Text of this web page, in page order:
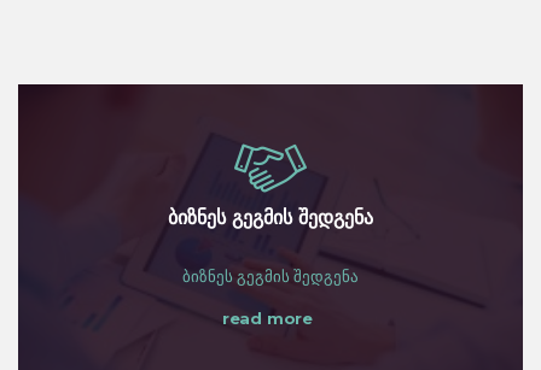
ბიზნეს გეგმის შედგენა
ბიზნეს გეგმის შედგენა
read more